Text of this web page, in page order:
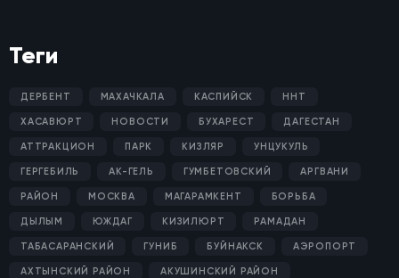
Теги
ДЕРБЕНТ МАХАЧКАЛА КАСПИЙСК ННТ
ХАСАВЮРТ НОВОСТИ БУХАРЕСТ ДАГЕСТАН
АТТРАКЦИОН ПАРК КИЗЛЯР УНЦУКУЛЬ
ГЕРГЕБИЛЬ АК-ГЕЛЬ ГУМБЕТОВСКИЙ АРГВАНИ
РАЙОН МОСКВА МАГАРАМКЕНТ БОРЬБА
ДЫЛЫМ ЮЖДАГ КИЗИЛЮРТ РАМАДАН
ТАБАСАРАНСКИЙ ГУНИБ БУЙНАКСК АЭРОПОРТ
АХТЫНСКИЙ РАЙОН АКУШИНСКИЙ РАЙОН